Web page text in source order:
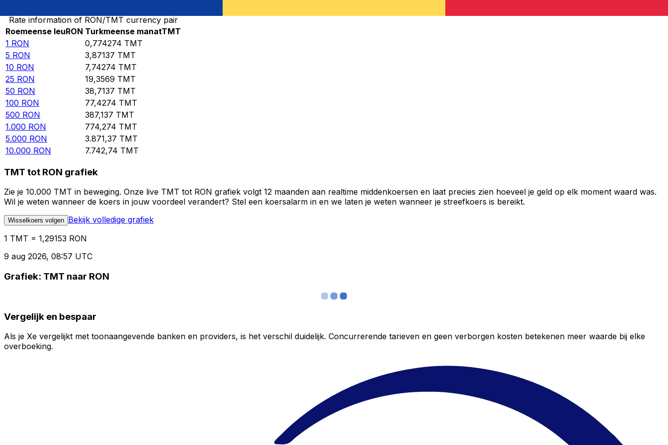
Rate information of RON/TMT currency pair
Roemeense leuRON Turkmeense manatTMT
1 RON 0,774274 TMT
5 RON 3,87137 TMT
10 RON 7,74274 TMT
25 RON 19,3569 TMT
50 RON 38,7137 TMT
100 RON 77,4274 TMT
500 RON 387,137 TMT
1.000 RON 774,274 TMT
5.000 RON 3.871,37 TMT
10.000 RON 7.742,74 TMT
TMT tot RON grafiek
Zie je 10.000 TMT in beweging. Onze live TMT tot RON grafiek volgt 12 maanden aan realtime middenkoersen en laat precies zien hoeveel je geld op elk moment waard was.
Wil je weten wanneer de koers in jouw voordeel verandert? Stel een koersalarm in en we laten je weten wanneer je streefkoers is bereikt.
Wisselkoers volgen Bekijk volledige grafiek
1 TMT = 1,29153 RON
9 aug 2026, 08:57 UTC
Grafiek: TMT naar RON
Vergelijk en bespaar
Als je Xe vergelijkt met toonaangevende banken en providers, is het verschil duidelijk. Concurrerende tarieven en geen verborgen kosten betekenen meer waarde bij elke
overboeking.